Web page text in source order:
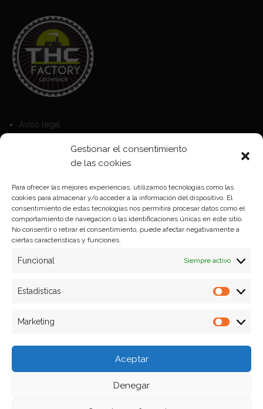
Gestionar el consentimiento
de las cookies
Para ofrecer las mejores experiencias, utilizamos tecnologías como las
cookies para almacenar y/o acceder a la información del dispositivo. El
consentimiento de estas tecnologías nos permitirá procesar datos como el
comportamiento de navegación o las identificaciones únicas en este sitio.
No consentir o retirar el consentimiento, puede afectar negativamente a
ciertas características y funciones.
Funcional Siempre activo
Estadísticas
Marketing
Aceptar
Denegar
Aviso legal
Política de Cookies
Política de privacidad
Formas de pago
Plazos y condiciones de envio
Politica de devoluciones